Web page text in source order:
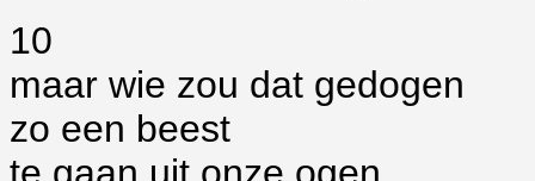
10
maar wie zou dat gedogen
zo een beest